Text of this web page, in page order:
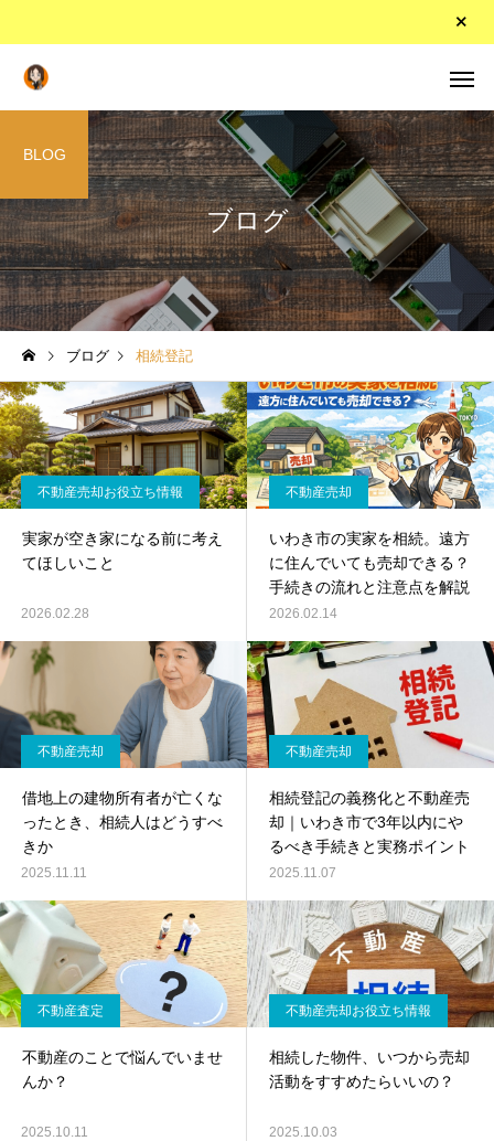
ブログ
BLOG
ブログ 相続登記
不動産売却お役立ち情報
実家が空き家になる前に考え
てほしいこと
2026.02.28
不動産売却
いわき市の実家を相続。遠方
に住んでいても売却できる？
手続きの流れと注意点を解説
2026.02.14
不動産売却
借地上の建物所有者が亡くな
ったとき、相続人はどうすべ
きか
2025.11.11
不動産売却
相続登記の義務化と不動産売
却｜いわき市で3年以内にや
るべき手続きと実務ポイント
2025.11.07
不動産査定
不動産のことで悩んでいませ
んか？
2025.10.11
不動産売却お役立ち情報
相続した物件、いつから売却
活動をすすめたらいいの？
2025.10.03